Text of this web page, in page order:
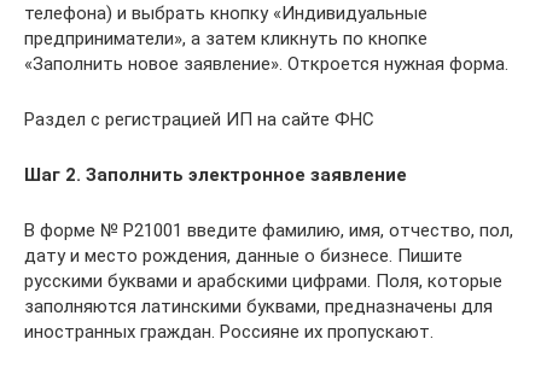
телефона) и выбрать кнопку «Индивидуальные
предприниматели», а затем кликнуть по кнопке
«Заполнить новое заявление». Откроется нужная форма.
Раздел с регистрацией ИП на сайте ФНС
Шаг 2. Заполнить электронное заявление
В форме № Р21001 введите фамилию, имя, отчество, пол,
дату и место рождения, данные о бизнесе. Пишите
русскими буквами и арабскими цифрами. Поля, которые
заполняются латинскими буквами, предназначены для
иностранных граждан. Россияне их пропускают.